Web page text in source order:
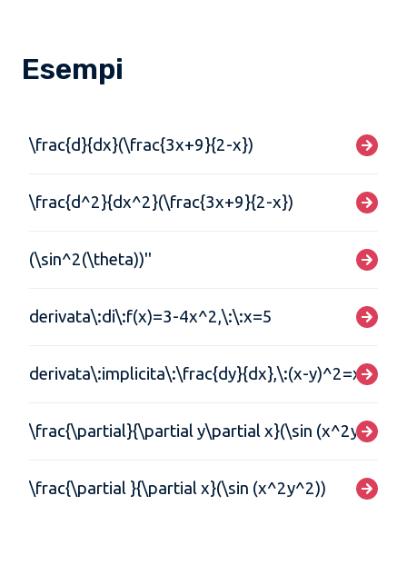
Esempi
\frac{d}{dx}(\frac{3x+9}{2-x})
\frac{d^2}{dx^2}(\frac{3x+9}{2-x})
(\sin^2(\theta))''
derivata\:di\:f(x)=3-4x^2,\:\:x=5
derivata\:implicita\:\frac{dy}{dx},\:(x-y)^2=x+y-1
\frac{\partial}{\partial y\partial x}(\sin (x^2y^2))
\frac{\partial }{\partial x}(\sin (x^2y^2))